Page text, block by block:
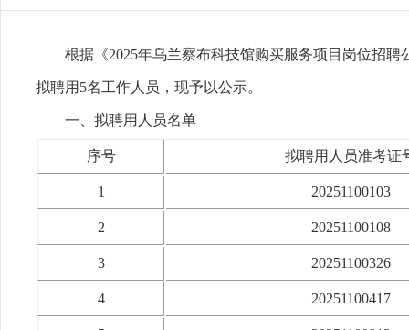
根据《2025年乌兰察布科技馆购买服务项目岗位招
拟聘用5名工作人员，现予以公示。
一、拟聘用人员名单
序号 拟聘用人员准考证
1 20251100103
2 20251100108
3 20251100326
4 20251100417